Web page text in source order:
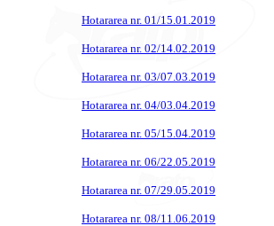
Hotararea nr. 01/15.01.2019
Hotararea nr. 02/14.02.2019
Hotararea nr. 03/07.03.2019
Hotararea nr. 04/03.04.2019
Hotararea nr. 05/15.04.2019
Hotararea nr. 06/22.05.2019
Hotararea nr. 07/29.05.2019
Hotararea nr. 08/11.06.2019